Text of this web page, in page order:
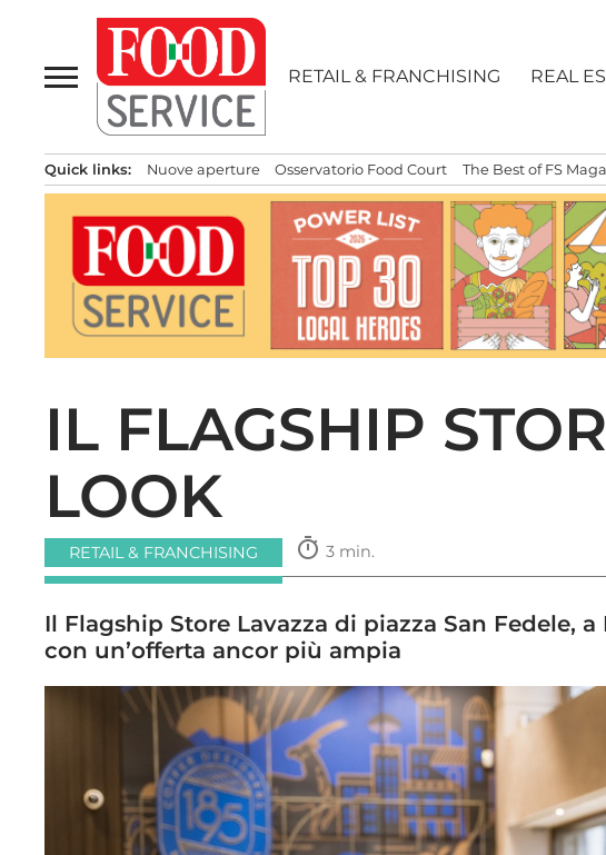
contenuto
RETAIL & FRANCHISING REAL
Quick links: Nuove aperture Osservatorio Food Court The Best of FS
IL FLAGSHIP
LOOK
RETAIL & FRANCHISING timer 3 min.
Il Flagship Store Lavazza di piazza San Fedele,
con un’offerta ancor più ampia